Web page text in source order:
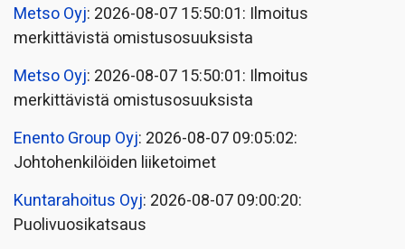
Metso Oyj: 2026-08-07 15:50:01: Ilmoitus
merkittävistä omistusosuuksista
Metso Oyj: 2026-08-07 15:50:01: Ilmoitus
merkittävistä omistusosuuksista
Enento Group Oyj: 2026-08-07 09:05:02:
Johtohenkilöiden liiketoimet
Kuntarahoitus Oyj: 2026-08-07 09:00:20:
Puolivuosikatsaus